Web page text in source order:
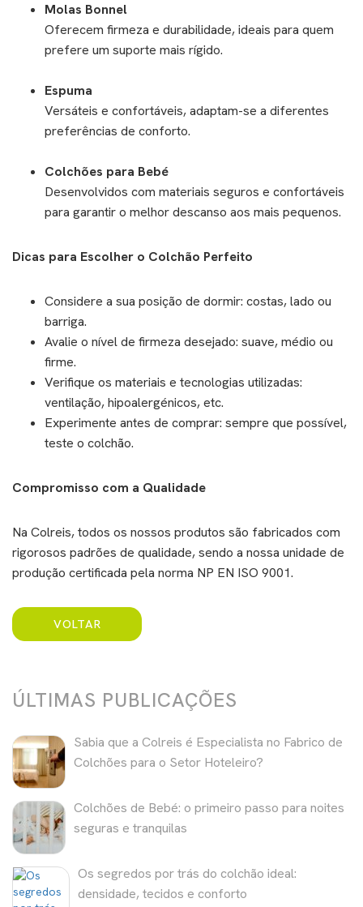
Molas Bonnel
Oferecem firmeza e durabilidade, ideais para quem
prefere um suporte mais rígido.
Espuma
Versáteis e confortáveis, adaptam-se a diferentes
preferências de conforto.
Colchões para Bebé
Desenvolvidos com materiais seguros e confortáveis
para garantir o melhor descanso aos mais pequenos.
Dicas para Escolher o Colchão Perfeito
Considere a sua posição de dormir: costas, lado ou
barriga.
Avalie o nível de firmeza desejado: suave, médio ou
firme.
Verifique os materiais e tecnologias utilizadas:
ventilação, hipoalergénicos, etc.
Experimente antes de comprar: sempre que possível,
teste o colchão.
Compromisso com a Qualidade
Na Colreis, todos os nossos produtos são fabricados com
rigorosos padrões de qualidade, sendo a nossa unidade de
produção certificada pela norma NP EN ISO 9001.
VOLTAR
ÚLTIMAS PUBLICAÇÕES
Sabia que a Colreis é Especialista no Fabrico de
Colchões para o Setor Hoteleiro?
Colchões de Bebé: o primeiro passo para noites
seguras e tranquilas
Os segredos por trás do colchão ideal:
densidade, tecidos e conforto